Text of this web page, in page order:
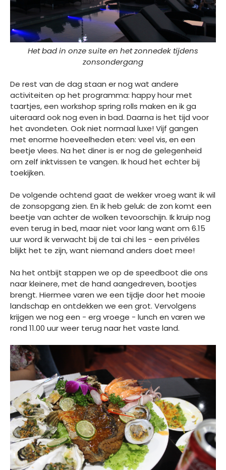
Het bad in onze suite en het zonnedek tijdens
zonsondergang
De rest van de dag staan er nog wat andere
activiteiten op het programma: happy hour met
taartjes, een workshop spring rolls maken en ik ga
uiteraard ook nog even in bad. Daarna is het tijd voor
het avondeten. Ook niet normaal luxe! Vijf gangen
met enorme hoeveelheden eten: veel vis, en een
beetje vlees. Na het diner is er nog de gelegenheid
om zelf inktvissen te vangen. Ik houd het echter bij
toekijken.
De volgende ochtend gaat de wekker vroeg want ik wil
de zonsopgang zien. En ik heb geluk: de zon komt een
beetje van achter de wolken tevoorschijn. Ik kruip nog
even terug in bed, maar niet voor lang want om 6.15
uur word ik verwacht bij de tai chi les - een privéles
blijkt het te zijn, want niemand anders doet mee!
Na het ontbijt stappen we op de speedboot die ons
naar kleinere, met de hand aangedreven, bootjes
brengt. Hiermee varen we een tijdje door het mooie
landschap en ontdekken we een grot. Vervolgens
krijgen we nog een - erg vroege - lunch en varen we
rond 11.00 uur weer terug naar het vaste land.